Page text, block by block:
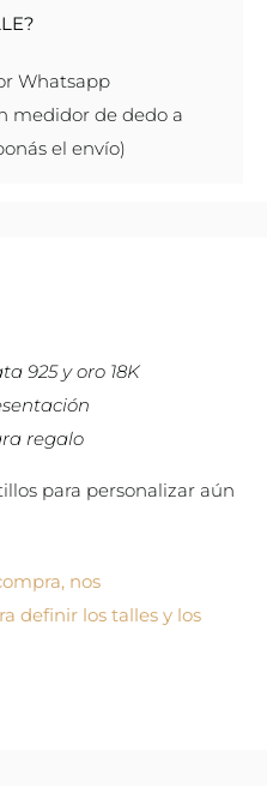
Whatsapp
medidor de dedo a
el envío)
925 y oro 18K
regalo
para personalizar aún
nos
definir los talles y los